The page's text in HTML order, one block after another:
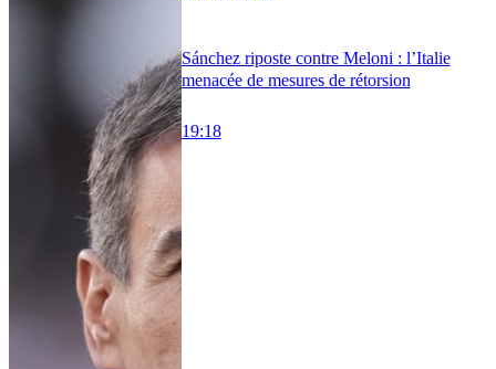
Sánchez riposte contre Meloni : l’Italie
menacée de mesures de rétorsion
19:18